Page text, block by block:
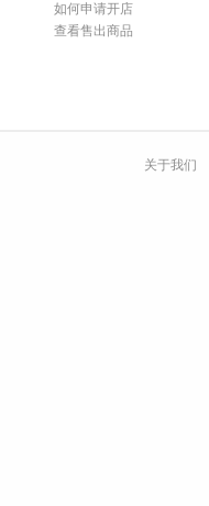
如何申请开店
查看售出商品
关于我们